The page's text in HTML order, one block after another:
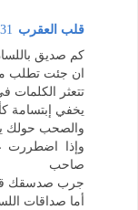
قلب العقرب 31 أغسطس 2009 في 10:05 ص
كم صديق
ان جئت تطلب
تتعثر الكلمات
يخفي إبتسامة
والصحب حولك
وإذا اضطررت
صاحب
جرب صدسقك
أما صداقات